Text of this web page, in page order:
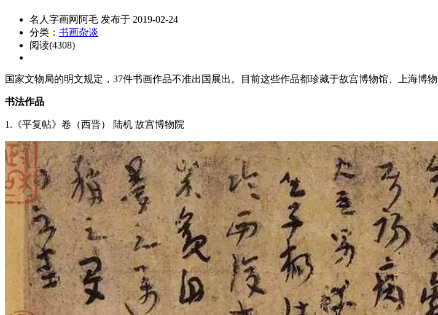
名人字画网阿毛 发布于 2019-02-24
分类： 书画杂谈
阅读(4308)
国家文物局的明文规定，37件书画作品不准出国展出。目前这些作品都珍藏于故宫博物馆、上海博
书法作品
1.《平复帖》卷（西晋） 陆机 故宫博物院